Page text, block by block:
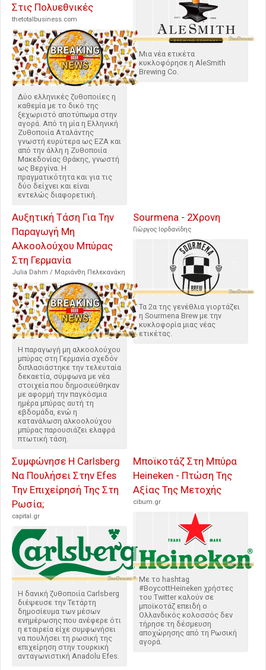
Στις Πολυεθνικές
thetotalbusiness.com
Δύο ελληνικές ζυθοποιίες η
καθεμία με το δικό της
ξεχωριστό αποτύπωμα στην
αγορά. Από τη μία η Ελληνική
Ζυθοποιία Αταλάντης
γνωστή ευρύτερα ως ΕΖΑ και
από την άλλη η Ζυθοποιία
Μακεδονίας Θράκης, γνωστή
ως Βεργίνα. Η
πραγματικότητα και για τις
δύο δείχνει και είναι
εντελώς διαφορετική.
Μια νέα ετικέτα
κυκλοφόρησε η AleSmith
Brewing Co.
Αυξητική Τάση Για Την
Παραγωγή Μη
Αλκοολούχου Μπύρας
Στη Γερμανία
Julia Dahm / Μαριάνθη Πελεκανάκη
Η παραγωγή μη αλκοολούχου
μπύρας στη Γερμανία σχεδόν
διπλασιάστηκε την τελευταία
δεκαετία, σύμφωνα με νέα
στοιχεία που δημοσιεύθηκαν
με αφορμή την παγκόσμια
ημέρα μπύρας αυτή τη
εβδομάδα, ενώ η
κατανάλωση αλκοολούχου
μπύρας παρουσιάζει ελαφρά
πτωτική τάση.
Sourmena - 2Χρονη
Γιώργος Ιορδανίδης
Τα 2α της γενέθλια γιορτάζει
η Sourmena Brew με την
κυκλοφορία μιας νέας
ετικέτας.
Συμφώνησε Η Carlsberg
Να Πουλήσει Στην Efes
Την Επιχείρησή Της Στη
Ρωσία;
capital.gr
Η δανική ζυθοποιία Carlsberg
διέψευσε την Τετάρτη
δημοσίευμα των μέσων
ενημέρωσης που ανέφερε ότι
η εταιρεία είχε συμφωνήσει
να πουλήσει τη ρωσική της
επιχείρηση στην τουρκική
ανταγωνιστική Anadolu Efes.
Μποϊκοτάζ Στη Μπύρα
Heineken - Πτώση Της
Αξίας Της Μετοχής
cibum.gr
Με το hashtag
#BoycottHeineken χρήστες
του Twitter καλούν σε
μποϊκοτάζ επειδή ο
Ολλανδικός κολοσσός δεν
τήρησε τη δέσμευση
αποχώρησης από τη Ρωσική
αγορά.